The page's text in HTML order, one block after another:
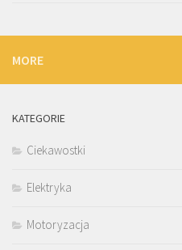
MORE
KATEGORIE
Ciekawostki
Elektryka
Motoryzacja